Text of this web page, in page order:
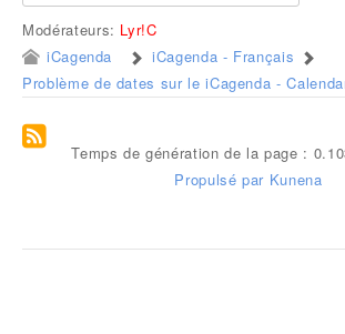
Modérateurs: Lyr!C
iCagenda
iCagenda - Français
Problème de dates sur le iCagenda -
Temps de génération de la page :
Propulsé par Kunena